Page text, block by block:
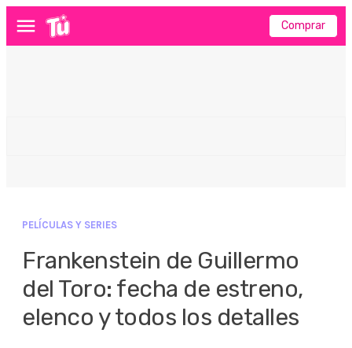
Menú Comprar
PELÍCULAS Y SERIES
Frankenstein de Guillermo
del Toro: fecha de estreno,
elenco y todos los detalles